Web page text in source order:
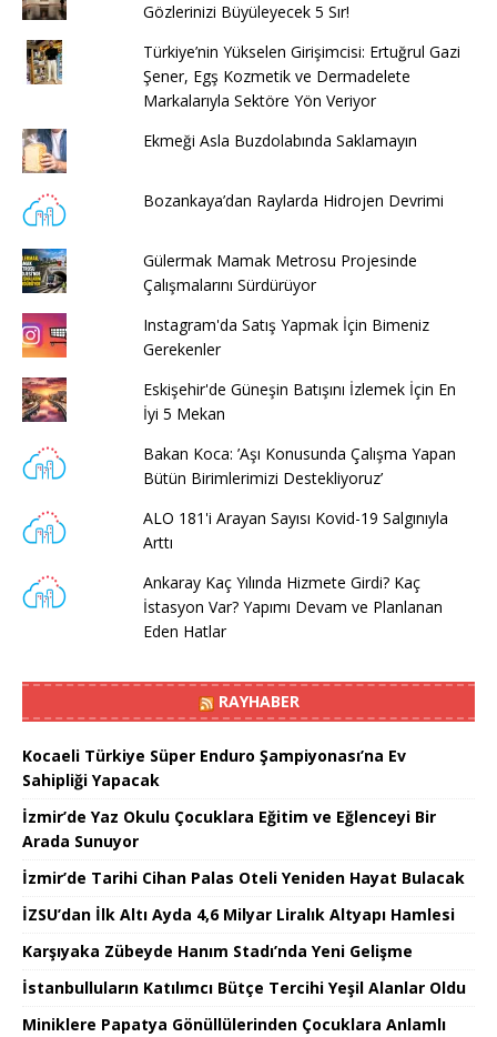
Gözlerinizi Büyüleyecek 5 Sır!
Türkiye’nin Yükselen Girişimcisi: Ertuğrul Gazi
Şener, Egş Kozmetik ve Dermadelete
Markalarıyla Sektöre Yön Veriyor
Ekmeği Asla Buzdolabında Saklamayın
Bozankaya’dan Raylarda Hidrojen Devrimi
Gülermak Mamak Metrosu Projesinde
Çalışmalarını Sürdürüyor
Instagram'da Satış Yapmak İçin Bimeniz
Gerekenler
Eskişehir'de Güneşin Batışını İzlemek İçin En
İyi 5 Mekan
Bakan Koca: ’Aşı Konusunda Çalışma Yapan
Bütün Birimlerimizi Destekliyoruz’
ALO 181'i Arayan Sayısı Kovid-19 Salgınıyla
Arttı
Ankaray Kaç Yılında Hizmete Girdi? Kaç
İstasyon Var? Yapımı Devam ve Planlanan
Eden Hatlar
RAYHABER
Kocaeli Türkiye Süper Enduro Şampiyonası’na Ev
Sahipliği Yapacak
İzmir’de Yaz Okulu Çocuklara Eğitim ve Eğlenceyi Bir
Arada Sunuyor
İzmir’de Tarihi Cihan Palas Oteli Yeniden Hayat Bulacak
İZSU’dan İlk Altı Ayda 4,6 Milyar Liralık Altyapı Hamlesi
Karşıyaka Zübeyde Hanım Stadı’nda Yeni Gelişme
İstanbulluların Katılımcı Bütçe Tercihi Yeşil Alanlar Oldu
Miniklere Papatya Gönüllülerinden Çocuklara Anlamlı